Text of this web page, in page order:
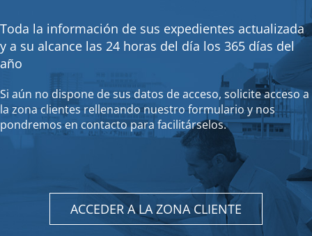
Toda la información de sus expedientes actualizada
y a su alcance las 24 horas del día los 365 días del
año
Si aún no dispone de sus datos de acceso, solicite acceso a
la zona clientes rellenando nuestro formulario y nos
pondremos en contacto para facilitárselos.
ACCEDER A LA ZONA CLIENTE